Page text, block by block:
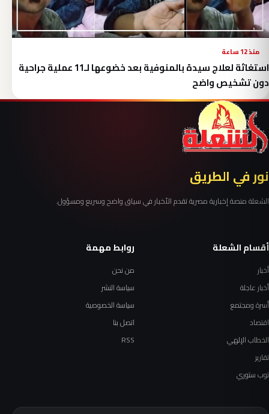
منذ 12 ساعة
استغاثة لعلاج سيدة بالمنوفية بعد خضوعها لـ11 عملية جراحية
دون تشخيص واضح
نور في الطريق
الشعلة منصة إخبارية مصرية تقدم الأخبار في سياق واضح وسريع ومسؤول.
أقسام الشعلة
أخبار
أخبار عاجلة
أسرة ومجتمع
اقتصاد
الخطاب الإلهي
تقارير
توب ستوري
روابط مهمة
من نحن
سياسة النشر
سياسة الخصوصية
اتصل بنا
RSS